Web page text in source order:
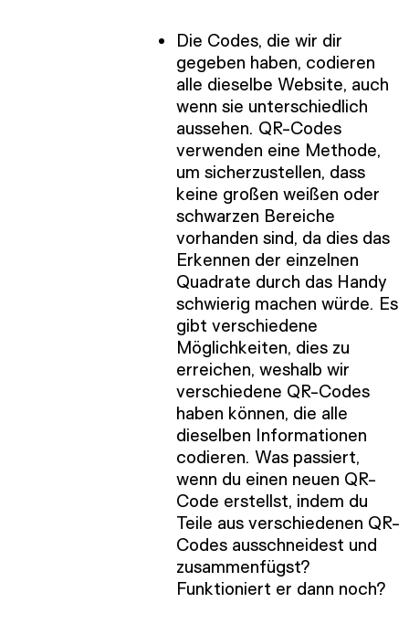
Die Codes, die wir dir
gegeben haben, codieren
alle dieselbe Website, auch
wenn sie unterschiedlich
aussehen. QR-Codes
verwenden eine Methode,
um sicherzustellen, dass
keine großen weißen oder
schwarzen Bereiche
vorhanden sind, da dies das
Erkennen der einzelnen
Quadrate durch das Handy
schwierig machen würde. Es
gibt verschiedene
Möglichkeiten, dies zu
erreichen, weshalb wir
verschiedene QR-Codes
haben können, die alle
dieselben Informationen
codieren. Was passiert,
wenn du einen neuen QR-
Code erstellst, indem du
Teile aus verschiedenen QR-
Codes ausschneidest und
zusammenfügst?
Funktioniert er dann noch?